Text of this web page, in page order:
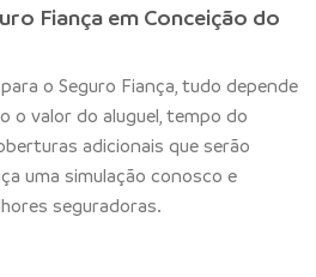
Fiança em Conceição do
o Seguro Fiança, tudo depende
o valor do aluguel, tempo do
adicionais que serão
uma simulação conosco e
seguradoras.